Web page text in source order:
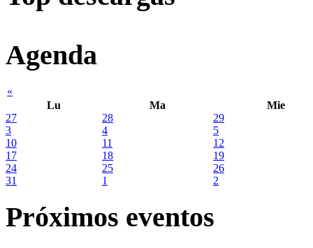
Agenda
«
Lu
Ma
Mie
27
28
29
3
4
5
10
11
12
17
18
19
24
25
26
31
1 2
Próximos eventos